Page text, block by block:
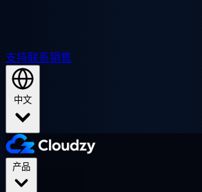
支持联系销售
中文